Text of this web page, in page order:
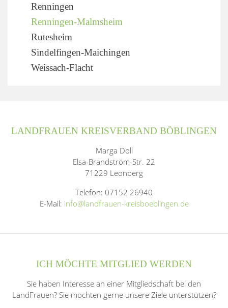
Renningen
Renningen-Malmsheim
Rutesheim
Sindelfingen-Maichingen
Weissach-Flacht
LANDFRAUEN KREISVERBAND BÖBLINGEN
Marga Doll
Elsa-Brandström-Str. 22
71229 Leonberg
Telefon: 07152 26940
E-Mail: info@landfrauen-kreisboeblingen.de
ICH MÖCHTE MITGLIED WERDEN
Sie haben Interesse an einer Mitgliedschaft bei den
LandFrauen? Sie möchten gerne unsere Ziele unterstützen?